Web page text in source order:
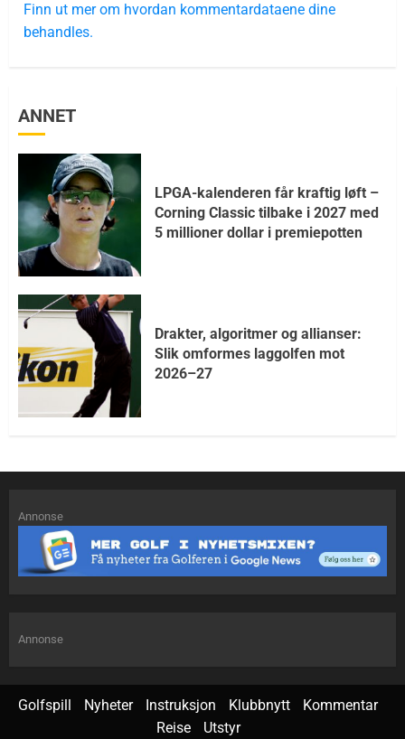
Finn ut mer om hvordan kommentardataene dine
behandles.
ANNET
LPGA-kalenderen får kraftig løft –
Corning Classic tilbake i 2027 med
5 millioner dollar i premiepotten
Drakter, algoritmer og allianser:
Slik omformes laggolfen mot
2026–27
Annonse
Annonse
Golfspill Nyheter Instruksjon Klubbnytt
Kommentar
Reise
Utstyr